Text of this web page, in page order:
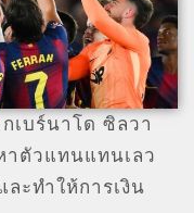
เบร์นาโด ซิลวา
าตัวแทนแทนเลว
ะทำให้การเงิน